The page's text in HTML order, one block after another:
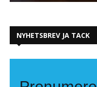
NYHETSBREV JA TACK